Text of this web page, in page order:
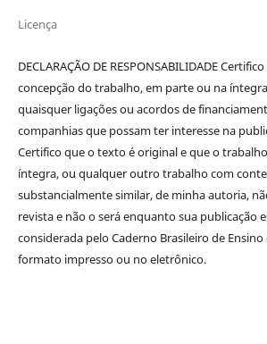
Licença
DECLARAÇÃO DE RESPONSABILIDADE
concepção do trabalho, em parte ou na
quaisquer ligações ou acordos de
companhias que possam ter interesse na
Certifico que o texto é original e que o
íntegra, ou qualquer outro trabalho com
substancialmente similar, de minha autoria,
revista e não o será enquanto sua publicação
considerada pelo Caderno Brasileiro de Ensino
formato impresso ou no eletrônico.